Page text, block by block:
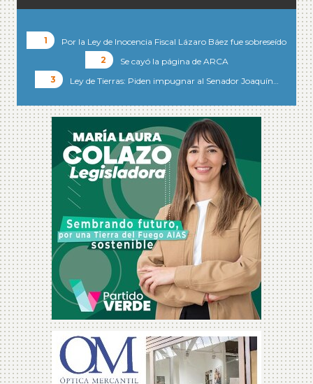
Por la Ley de Inocencia Fiscal Lázaro Báez fue sobreseído
Se cayó la página de ARCA
Ley de Tierras: Piden impugnar al Senador Joaquín…